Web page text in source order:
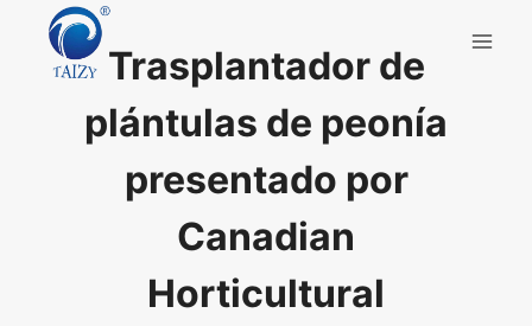
Saltar
contenido
Trasplantador de
plántulas de peonía
presentado por
Canadian
Horticultural